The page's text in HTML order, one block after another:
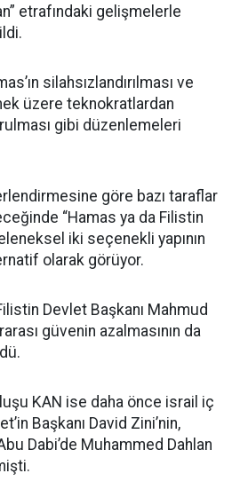
etrafındaki gelişmelerle
silahsızlandırılması ve
üzere teknokratlardan
gibi düzenlemeleri
göre bazı taraflar
“Hamas ya da Filistin
iki seçenekli yapının
olarak görüyor.
Devlet Başkanı Mahmud
güvenin azalmasının da
KAN ise daha önce israil iç
Başkanı David Zini’nin,
Dabi’de Muhammed Dahlan